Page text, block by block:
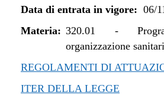
dal 01/01/2015 al 06/01/2015
dal 06/11/2014 al 31/12/2014
Data di entrata in vigore: 06/
Materia: 320.01 -
organizzazione
REGOLAMENTI DI
ITER DELLA LEGGE